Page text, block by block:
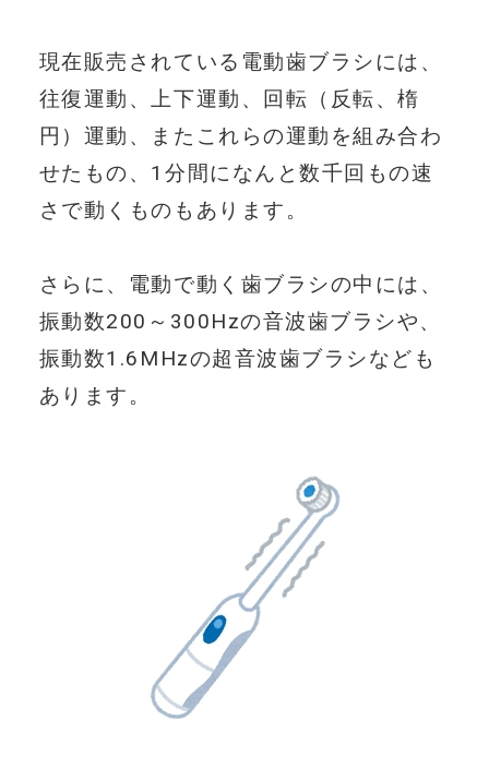
NEWS
UETE
キャンペーン・アンケート・イベント
FOR DENTISTS
プライバシーポリシー
ENGLISH JAPANESE
現在販売されている電動歯ブラシには、
往復運動、上下運動、回転（反転、楕
円）運動、またこれらの運動を組み合わ
せたもの、1分間になんと数千回もの速
さで動くものもあります。
さらに、電動で動く歯ブラシの中には、
振動数200～300Hzの音波歯ブラシや、
振動数1.6MHzの超音波歯ブラシなども
あります。